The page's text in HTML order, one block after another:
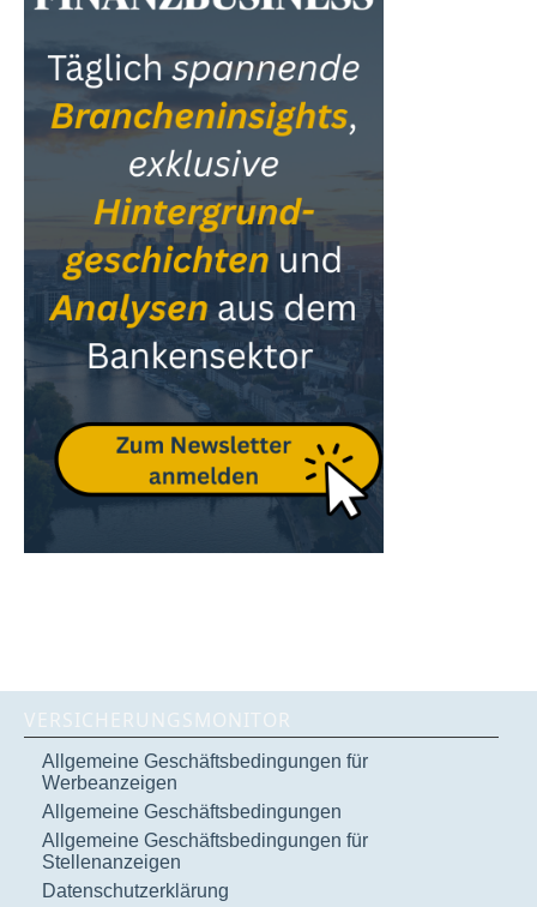
VERSICHERUNGSMONITOR
Allgemeine Geschäftsbedingungen für
Werbeanzeigen
Allgemeine Geschäftsbedingungen
Allgemeine Geschäftsbedingungen für
Stellenanzeigen
Datenschutzerklärung